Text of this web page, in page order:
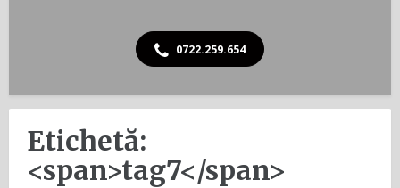
0722.259.654
Etichetă:
<span>tag7</span>